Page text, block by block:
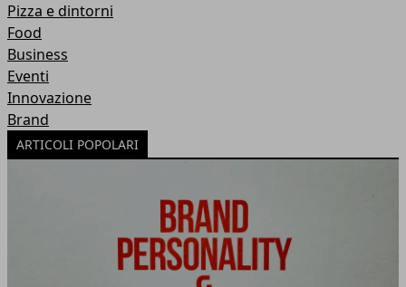
Pizza e dintorni
Food
Business
Eventi
Innovazione
Brand
ARTICOLI POPOLARI